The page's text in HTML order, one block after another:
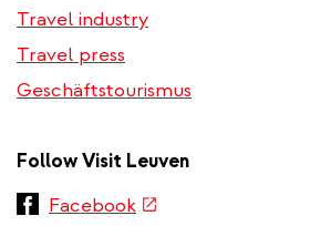
Travel industry
Travel press
Geschäftstourismus
Follow Visit Leuven
Facebook(link